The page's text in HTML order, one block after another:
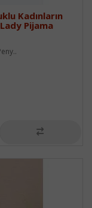
Kadınların
Pijama